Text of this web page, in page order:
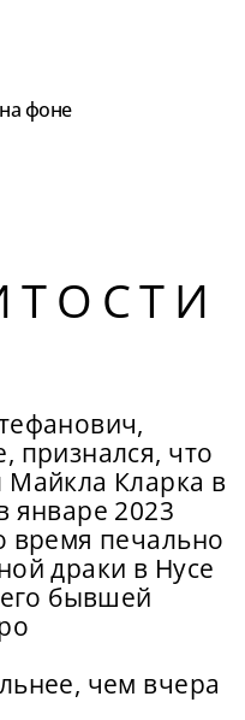
фоне
признался, что
Майкла Кларка в
январе 2023
время печально
драки в Нусе
бывшей
чем вчера